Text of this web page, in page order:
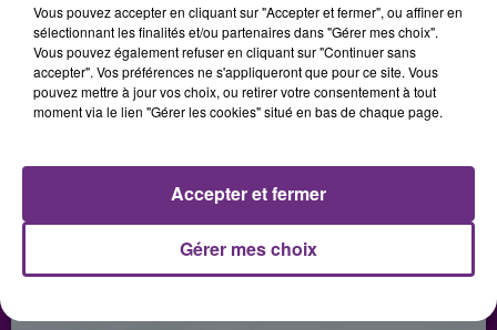
HÔPITAL DE MON TOUDOU
Hôpital de mon Toudou
Vous pouvez accepter en cliquant sur "Accepter et fermer", ou affiner en
sélectionnant les finalités et/ou partenaires dans "Gérer mes choix".
Vous pouvez également refuser en cliquant sur "Continuer sans
accepter". Vos préférences ne s'appliqueront que pour ce site. Vous
pouvez mettre à jour vos choix, ou retirer votre consentement à tout
moment via le lien "Gérer les cookies" situé en bas de chaque page.
Gérer mes choix
Accepter et fermer